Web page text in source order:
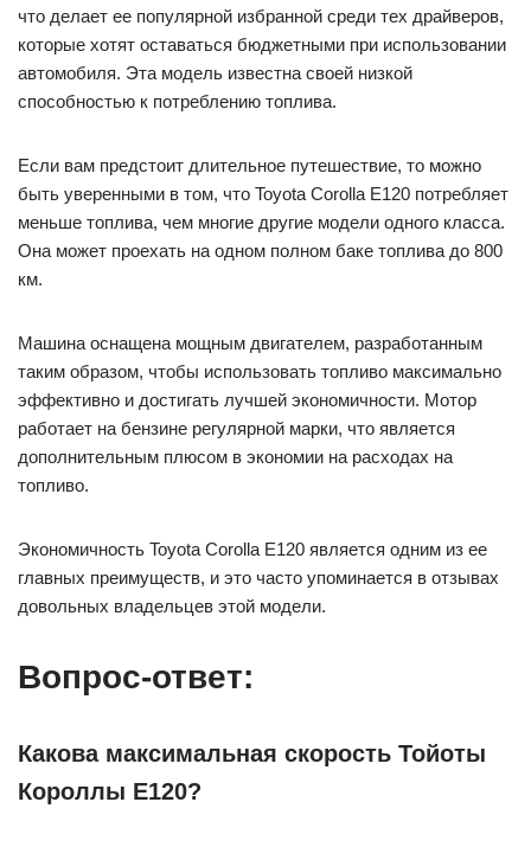
что делает ее популярной избранной среди тех драйверов,
которые хотят оставаться бюджетными при использовании
автомобиля. Эта модель известна своей низкой
способностью к потреблению топлива.
Если вам предстоит длительное путешествие, то можно
быть уверенными в том, что Toyota Corolla E120 потребляет
меньше топлива, чем многие другие модели одного класса.
Она может проехать на одном полном баке топлива до 800
км.
Машина оснащена мощным двигателем, разработанным
таким образом, чтобы использовать топливо максимально
эффективно и достигать лучшей экономичности. Мотор
работает на бензине регулярной марки, что является
дополнительным плюсом в экономии на расходах на
топливо.
Экономичность Toyota Corolla E120 является одним из ее
главных преимуществ, и это часто упоминается в отзывах
довольных владельцев этой модели.
Вопрос-ответ:
Какова максимальная скорость Тойоты
Короллы Е120?